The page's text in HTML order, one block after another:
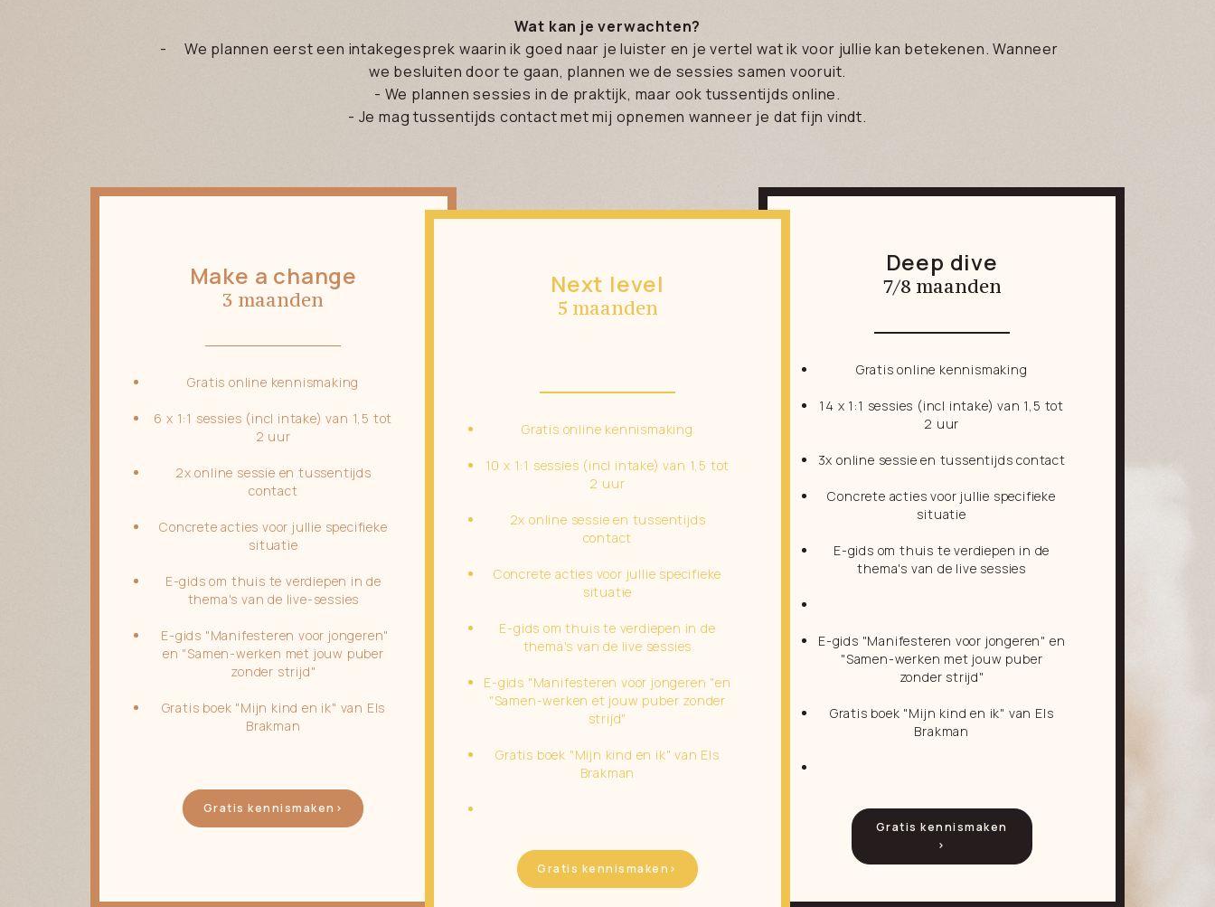
Wat kan je verwachten?
- We plannen eerst een intakegesprek waarin ik goed naar je luister en je vertel wat ik voor jullie kan betekenen. Wanneer
we besluiten door te gaan, plannen we de sessies samen vooruit.
- We plannen sessies in de praktijk, maar ook tussentijds online.
- Je mag tussentijds contact met mij opnemen wanneer je dat fijn vindt.
Make a change
3 maanden
Gratis online kennismaking
6 x 1:1 sessies (incl intake) van 1,5 tot
2 uur
2x online sessie en tussentijds
contact
Concrete acties voor jullie specifieke
situatie
E-gids om thuis te verdiepen in de
thema's van de live-sessies
E-gids "Manifesteren voor jongeren"
en "Samen-werken met jouw puber
zonder strijd"
Gratis boek "Mijn kind en ik" van Els
Brakman
Gratis kennismaken>
Next level
5 maanden
Gratis online kennismaking
10 x 1:1 sessies (incl intake) van 1,5 tot
2 uur
2x online sessie en tussentijds
contact
Concrete acties voor jullie specifieke
situatie
E-gids om thuis te verdiepen in de
thema's van de live sessies
E-gids "Manifesteren voor jongeren "en
"Samen-werken et jouw puber zonder
strijd"
Gratis boek "Mijn kind en ik" van Els
Brakman
Gratis kennismaken>
Deep dive
7/8 maanden
Gratis online kennismaking
14 x 1:1 sessies (incl intake) van 1,5 tot
2 uur
3x online sessie en tussentijds contact
Concrete acties voor jullie specifieke
situatie
E-gids om thuis te verdiepen in de
thema's van de live sessies
E-gids "Manifesteren voor jongeren" en
"Samen-werken met jouw puber
zonder strijd"
Gratis boek "Mijn kind en ik" van Els
Brakman
Gratis kennismaken
>